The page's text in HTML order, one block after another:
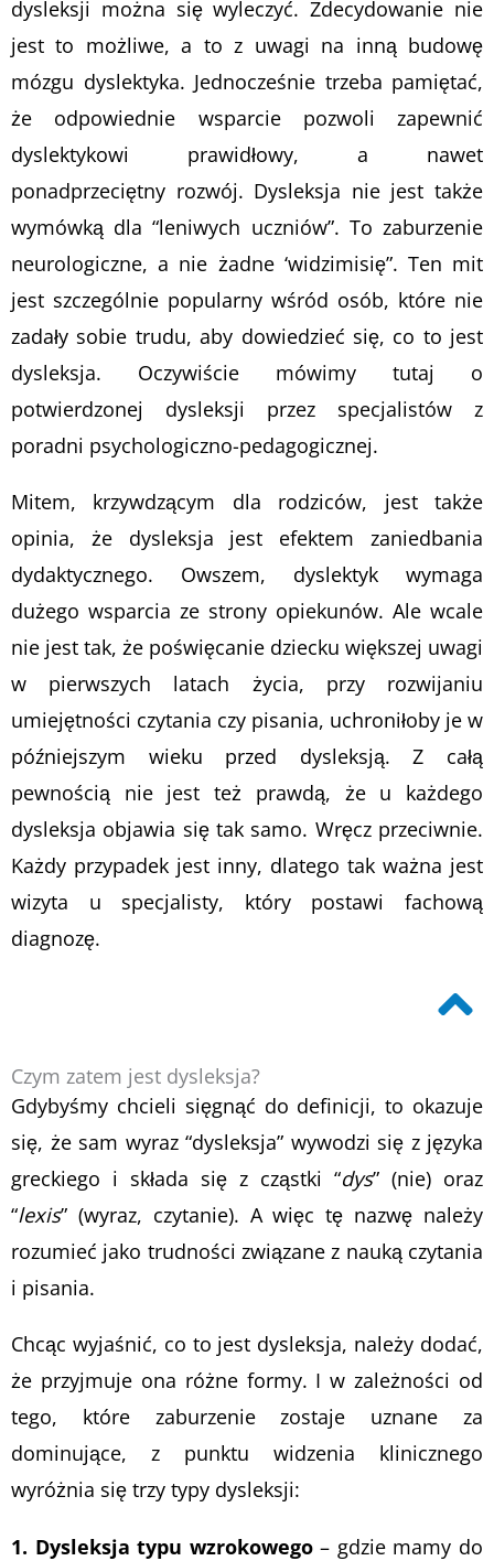
dysleksji można się wyleczyć. Zdecydowanie nie
jest to możliwe, a to z uwagi na inną budowę
mózgu dyslektyka. Jednocześnie trzeba pamiętać,
że odpowiednie wsparcie pozwoli zapewnić
dyslektykowi prawidłowy, a nawet
ponadprzeciętny rozwój. Dysleksja nie jest także
wymówką dla “leniwych uczniów”. To zaburzenie
neurologiczne, a nie żadne ‘widzimisię”. Ten mit
jest szczególnie popularny wśród osób, które nie
zadały sobie trudu, aby dowiedzieć się, co to jest
dysleksja. Oczywiście mówimy tutaj o
potwierdzonej dysleksji przez specjalistów z
poradni psychologiczno-pedagogicznej.
Mitem, krzywdzącym dla rodziców, jest także
opinia, że dysleksja jest efektem zaniedbania
dydaktycznego. Owszem, dyslektyk wymaga
dużego wsparcia ze strony opiekunów. Ale wcale
nie jest tak, że poświęcanie dziecku większej uwagi
w pierwszych latach życia, przy rozwijaniu
umiejętności czytania czy pisania, uchroniłoby je w
późniejszym wieku przed dysleksją. Z całą
pewnością nie jest też prawdą, że u każdego
dysleksja objawia się tak samo. Wręcz przeciwnie.
Każdy przypadek jest inny, dlatego tak ważna jest
wizyta u specjalisty, który postawi fachową
diagnozę.
Czym zatem jest dysleksja?
Gdybyśmy chcieli sięgnąć do definicji, to okazuje
się, że sam wyraz “dysleksja” wywodzi się z języka
greckiego i składa się z cząstki “dys” (nie) oraz
“lexis” (wyraz, czytanie). A więc tę nazwę należy
rozumieć jako trudności związane z nauką czytania
i pisania.
Chcąc wyjaśnić, co to jest dysleksja, należy dodać,
że przyjmuje ona różne formy. I w zależności od
tego, które zaburzenie zostaje uznane za
dominujące, z punktu widzenia klinicznego
wyróżnia się trzy typy dysleksji:
1. Dysleksja typu wzrokowego– gdzie mamy do